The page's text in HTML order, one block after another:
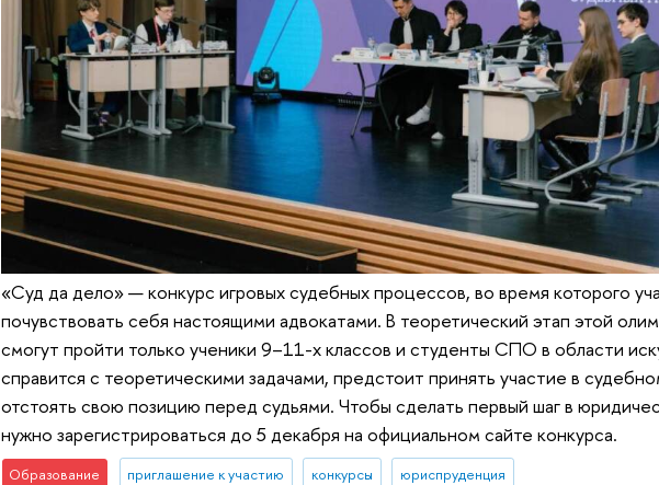
«Суд да дело» — конкурс игровых судебных процессов, во время которого
почувствовать себя настоящими адвокатами. В теоретический этап этой
смогут пройти только ученики 9–11-х классов и студенты СПО в области
справится с теоретическими задачами, предстоит принять участие в
отстоять свою позицию перед судьями. Чтобы сделать первый шаг в
нужно зарегистрироваться до 5 декабря на официальном сайте конкурса.
Образование приглашение к участию конкурсы юриспруденция